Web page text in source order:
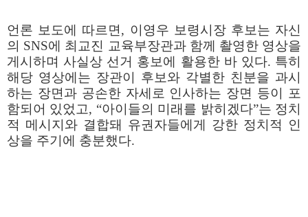
언론 보도에 따르면, 이영우 보령시장 후보는 자신
의 SNS에 최교진 교육부장관과 함께 촬영한 영상을
게시하며 사실상 선거 홍보에 활용한 바 있다. 특히
해당 영상에는 장관이 후보와 각별한 친분을 과시
하는 장면과 공손한 자세로 인사하는 장면 등이 포
함되어 있었고, “아이들의 미래를 밝히겠다”는 정치
적 메시지와 결합돼 유권자들에게 강한 정치적 인
상을 주기에 충분했다.